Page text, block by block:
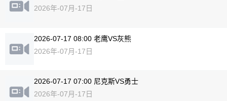
2026年-07月-17日
2026-07-17 08:00 老鹰VS灰熊
2026年-07月-17日
2026-07-17 07:00 尼克斯VS勇士
2026年-07月-17日